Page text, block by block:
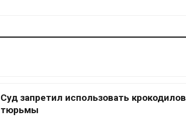
Суд запретил использовать
тюрьмы
Авг 6, 2026